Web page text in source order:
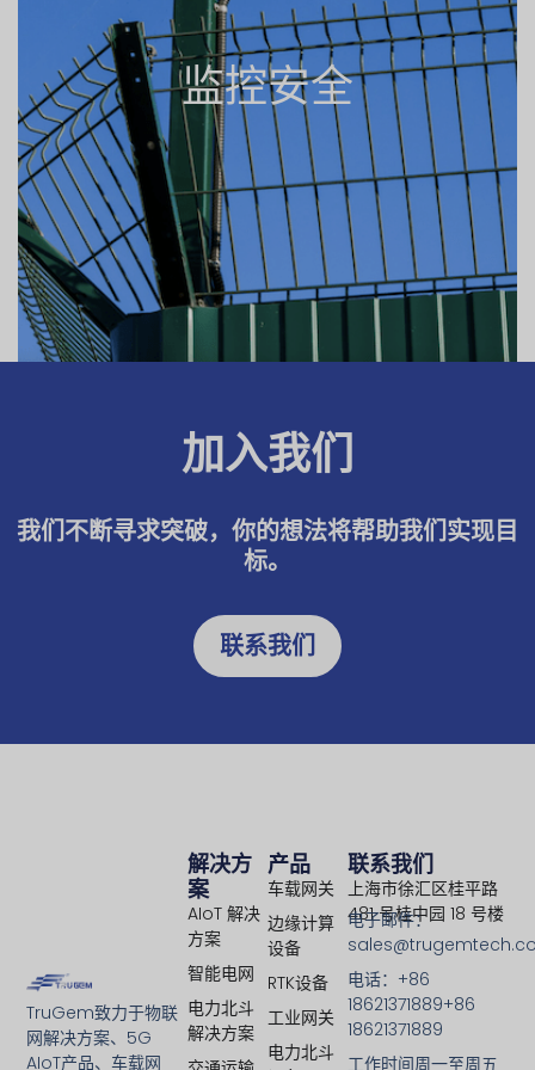
监控安全
加入我们
我们不断寻求突破，你的想法将帮助我们实现目
标。
联系我们
TruGem致力于物联
网解决方案、5G
AIoT产品、车载网
产品
车载网关
边缘计算
设备
RTK设备
工业网关
电力北斗
解决方
案
AIoT 解决
方案
智能电网
电力北斗
解决方案
联系我们
上海市徐汇区桂平路
481 号桂中园 18 号楼
电子邮件：
电话：+86
18621371889+86
18621371889
工作时间周一至周五